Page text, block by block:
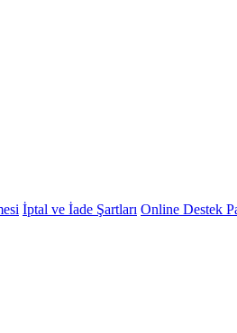
İptal ve İade Şartları Online Destek